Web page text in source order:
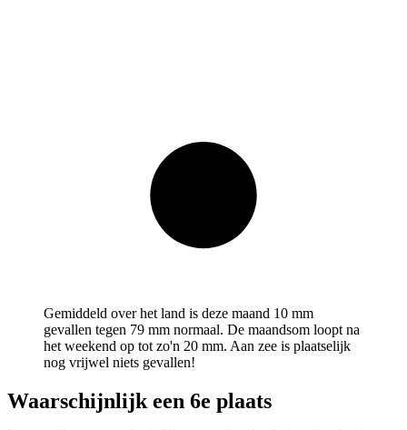
Gemiddeld over het land is deze maand 10 mm
gevallen tegen 79 mm normaal. De maandsom loopt na
het weekend op tot zo'n 20 mm. Aan zee is plaatselijk
nog vrijwel niets gevallen!
Waarschijnlijk een 6e plaats